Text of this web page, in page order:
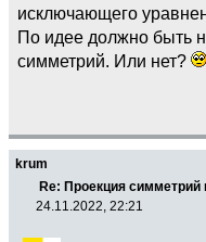
исключающего
По идее должно быть
симметрий. Или нет?
krum
Re: Проекция симметрий
24.11.2022, 22:21